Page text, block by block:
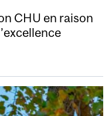
CHU en raison